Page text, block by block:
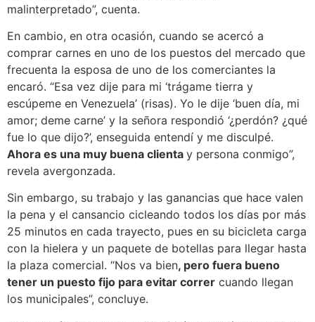
malinterpretado”, cuenta.
En cambio, en otra ocasión, cuando se acercó a
comprar carnes en uno de los puestos del mercado que
frecuenta la esposa de uno de los comerciantes la
encaró. “Esa vez dije para mi ‘trágame tierra y
escúpeme en Venezuela’ (risas). Yo le dije ‘buen día, mi
amor; deme carne’ y la señora respondió ‘¿perdón? ¿qué
fue lo que dijo?’, enseguida entendí y me disculpé.
Ahora es una muy buena clienta y persona conmigo”,
revela avergonzada.
Sin embargo, su trabajo y las ganancias que hace valen
la pena y el cansancio cicleando todos los días por más
25 minutos en cada trayecto, pues en su bicicleta carga
con la hielera y un paquete de botellas para llegar hasta
la plaza comercial. “Nos va bien, pero fuera bueno
tener un puesto fijo para evitar correr cuando llegan
los municipales”, concluye.